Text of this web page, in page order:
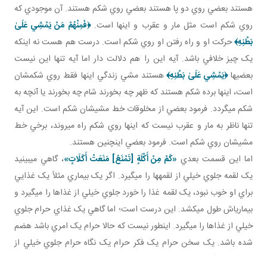
هستند بعضي روي دو پا هستند بعضي روي شکم هستند. آن موجودي که
روي شکم است مثل مار و عقرب و اينها است.﴿فَمِنْهُمْ مَنْ يَمْشِي عَلَىٰ
بَطْنِهِ﴾حرکت او و راه رفتن او روي شکم است. درست هم هست نه اينکه
يک چيز خلافي باشد. آيه اين را هم دلالت دار اما آيه تنها اين نيست
بعضي ها﴿يَمْشِي عَلَىٰ بَطْنِهِ﴾هستند مشي زندگي اينها فقط روي شکمشان
است، اينها برده شکم هستند که ظهر چه بخورند شام چه بخورند يا آنچه به
شکم مي گردد. فرمود بعضي از مخلوقات خط مشي شان شکم است. اين آيه
تنها ناظر به مار و عقرب نيست که اينها روي شکم راه مي روند، برخي خط
مشي شان روي شکم است. فرمود بعضي اين چنين هستند.
اما اين قسمت بعدي «كَمْ مِنْ أَكْلَةٍ [تَمْنَعُ‏] مَنَعَتْ أَكَلَاتٍ‏»، گاهي مي بينيد
يک لقمه جلوي خيلي از لقمه ها را مي گيرد. اگر يک بيماري مثلاً يک غذايي
براي او خوب نبود، يک لقمه غذا را خورد جلوي خيلي از غذاها را مي گيرد و
بيماري اش طول مي کشد. اين درست است؛ اما گاهي يک غذاي حرام جلوي
خيلي از غذاها را مي گيرد. اين طور نيست که حالا حرام يک امري باشد هضم
شده باشد. يک سخن حرام يک فکر حرام يک نگاه حرام جلوي خيلي از